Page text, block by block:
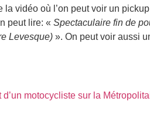
vidéo où l’on peut voir un
peut lire: « Spectaculaire fin de
Levesque) ». On peut voir aussi
motocycliste sur la